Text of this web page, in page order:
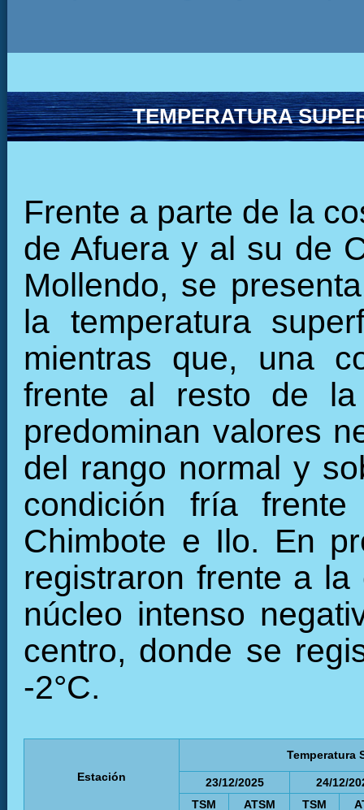
TEMPERATURA
Frente a parte de la
de Afuera y al su de
Mollendo, se
la temperatura
mientras que, una
frente al resto de
predominan valores
del rango normal y
condición fría
Chimbote e Ilo. En
registraron frente a
núcleo intenso
centro, donde se
-2°C.
Estación
Temperatura
23/12/2025
24/12/
TSM
ATSM TSM